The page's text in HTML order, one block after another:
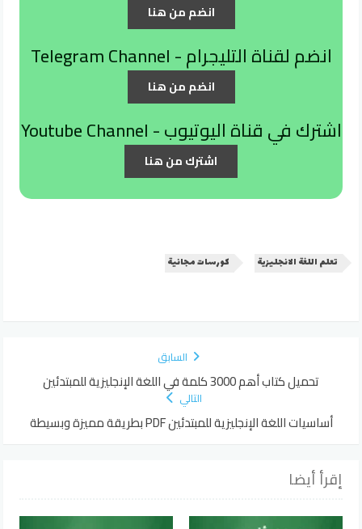
انضم من هنا
انضم لقناة التليجرام - Telegram Channel
انضم من هنا
اشترك في قناة اليوتيوب - Youtube Channel
اشترك من هنا
تعلم اللغة الانجليزية كورسات مجانية
السابق
تحميل كتاب أهم 3000 كلمة في اللغة الإنجليزية للمبتدئين
التالي
أساسيات اللغة الإنجليزية للمبتدئين PDF بطريقة مميزة وبسيطة
إقرأ أيضا